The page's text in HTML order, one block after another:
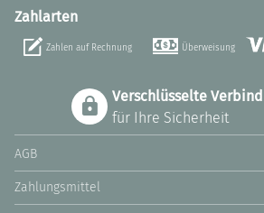
Zahlarten
Zahlen auf Rechnung Überweisung
Verschlüsselte
für Ihre Sicherheit
AGB
Zahlungsmittel